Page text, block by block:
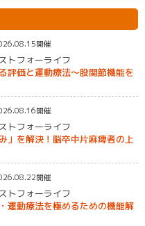
開催
トフォーライフ
評価と運動療法〜股関節機能を
開催
トフォーライフ
」を解決！脳卒中片麻痺者の上
開催
トフォーライフ
運動療法を極めるための機能解